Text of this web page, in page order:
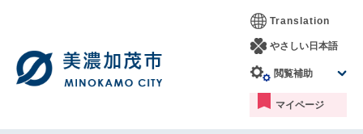
す。
し
Translation
やさしい日本語
閲覧補助
マイページ